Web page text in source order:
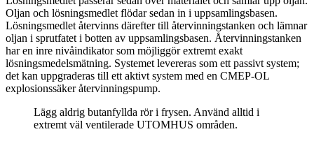
Oljan och lösningsmedlet flödar sedan in i uppsamlingsbasen.
Lösningsmedlet återvinns därefter till återvinningstanken och lämnar
oljan i sprutfatet i botten av uppsamlingsbasen. Återvinningstanken
har en inre nivåindikator som möjliggör extremt exakt
lösningsmedelsmätning. Systemet levereras som ett passivt system;
det kan uppgraderas till ett aktivt system med en CMEP-OL
explosionssäker återvinningspump.
Lägg aldrig butanfyllda rör i frysen. Använd alltid i
extremt väl ventilerade UTOMHUS områden.